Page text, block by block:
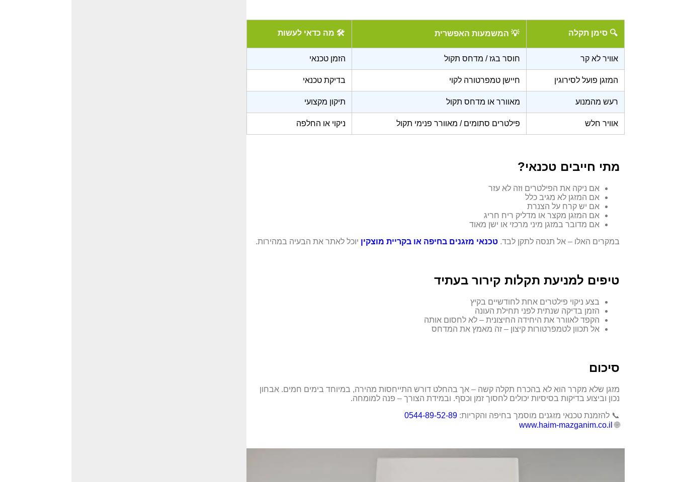
🔍 סימן תקלה 💡 המשמעות האפשרית 🛠️ מה כדאי לעשות
אוויר לא קר חוסר בגז / מדחס תקול הזמן טכנאי
המזגן פועל לסירוגין חיישן טמפרטורה לקוי בדיקת טכנאי
רעש מהמנוע מאוורר או מדחס תקול תיקון מקצועי
אוויר חלש פילטרים סתומים / מאוורר פנימי תקול ניקוי או החלפה
מתי חייבים טכנאי?
אם ניקה את הפילטרים וזה לא עזר
אם המזגן לא מגיב כלל
אם יש קרח על הצנרת
אם המזגן מקצר או מדליק ריח חריג
אם מדובר במזגן מיני מרכזי או ישן מאוד
במקרים האלו – אל תנסה לתקן לבד. טכנאי מזגנים בחיפה או בקריית מוצקין יוכל לאתר את הבעיה במהירות.
טיפים למניעת תקלות קירור בעתיד
בצע ניקוי פילטרים אחת לחודשיים בקיץ
הזמן בדיקה שנתית לפני תחילת העונה
הקפד לאוורר את היחידה החיצונית – לא לחסום אותה
אל תכוון לטמפרטורות קיצון – זה מאמץ את המדחס
סיכום
מזגן שלא מקרר הוא לא בהכרח תקלה קשה – אך בהחלט דורש התייחסות מהירה, במיוחד בימים חמים. אבחון
נכון וביצוע בדיקות בסיסיות יכולים לחסוך זמן וכסף. ובמידת הצורך – פנה למומחה.
📞 להזמנת טכנאי מזגנים מוסמך בחיפה והקריות: 0544-89-52-89
🌐
www.haim-mazganim.co.il